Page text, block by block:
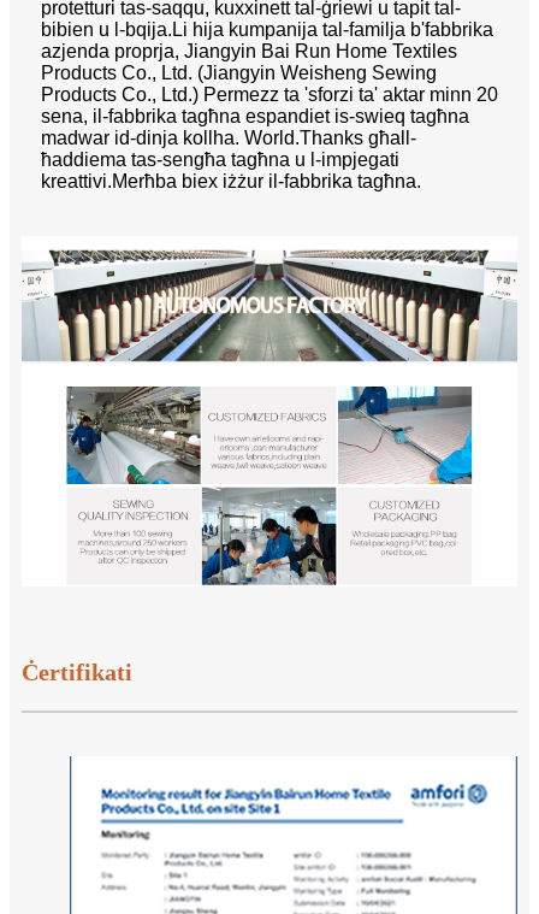
protetturi tas-saqqu, kuxxinett tal-ġriewi u tapit tal-
bibien u l-bqija.Li hija kumpanija tal-familja b'fabbrika
azjenda proprja, Jiangyin Bai Run Home Textiles
Products Co., Ltd. (Jiangyin Weisheng Sewing
Products Co., Ltd.) Permezz ta 'sforzi ta' aktar minn 20
sena, il-fabbrika tagħna espandiet is-swieq tagħna
madwar id-dinja kollha. World.Thanks għall-
ħaddiema tas-sengħa tagħna u l-impjegati
kreattivi.Merħba biex iżżur il-fabbrika tagħna.
Ċertifikati